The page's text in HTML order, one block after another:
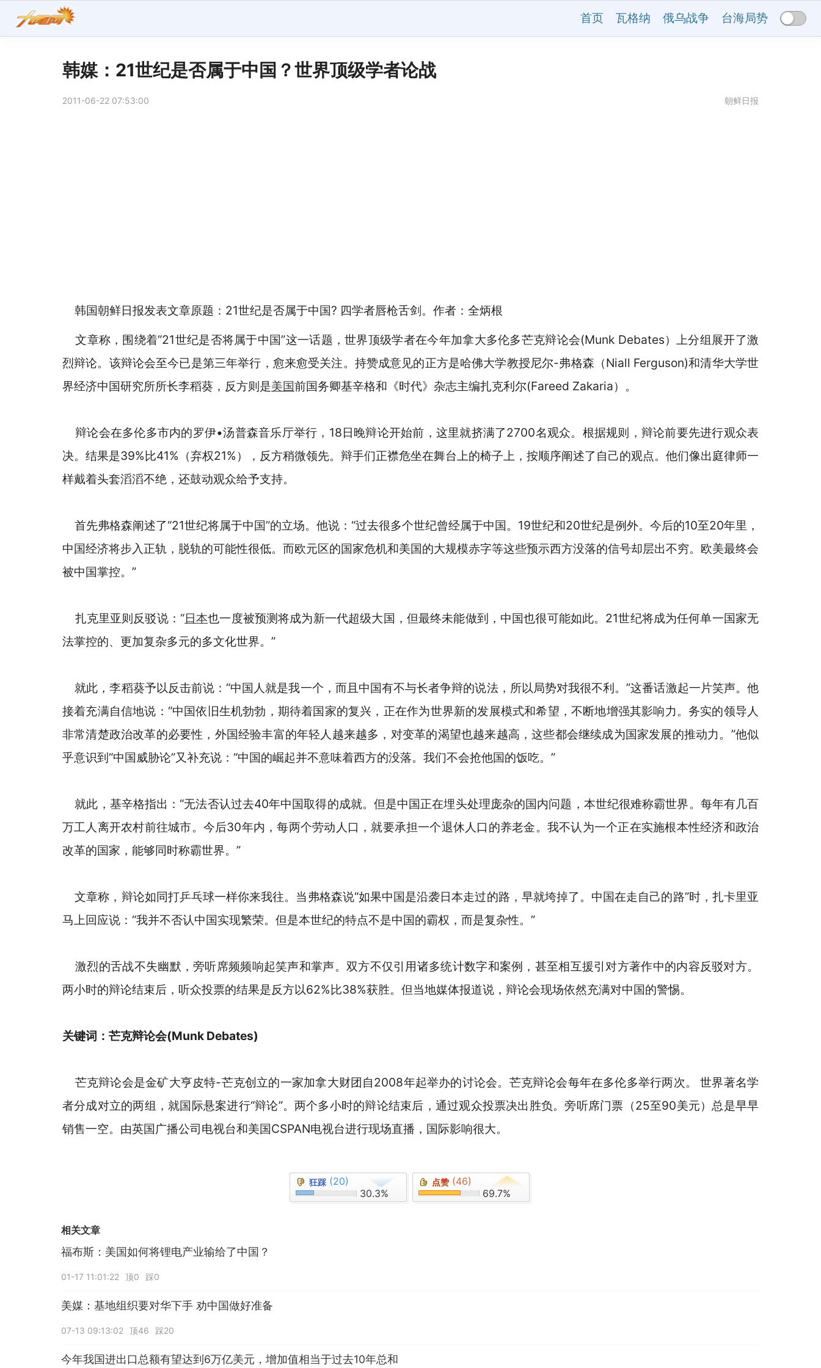
首页 瓦格纳 俄乌战争 台海局势
韩媒：21世纪是否属于中国？世界顶级学者论战
2011-06-22 07:53:00 朝鲜日报
韩国朝鲜日报发表文章原题：21世纪是否属于中国? 四学者唇枪舌剑。作者：全炳根
文章称，围绕着“21世纪是否将属于中国”这一话题，世界顶级学者在今年加拿大多伦多芒克辩论会(Munk Debates）上分组展开了激
烈辩论。该辩论会至今已是第三年举行，愈来愈受关注。持赞成意见的正方是哈佛大学教授尼尔-弗格森（Niall Ferguson)和清华大学世
界经济中国研究所所长李稻葵，反方则是美国前国务卿基辛格和《时代》杂志主编扎克利尔(Fareed Zakaria）。
辩论会在多伦多市内的罗伊•汤普森音乐厅举行，18日晚辩论开始前，这里就挤满了2700名观众。根据规则，辩论前要先进行观众表
决。结果是39%比41%（弃权21%），反方稍微领先。辩手们正襟危坐在舞台上的椅子上，按顺序阐述了自己的观点。他们像出庭律师一
样戴着头套滔滔不绝，还鼓动观众给予支持。
首先弗格森阐述了“21世纪将属于中国”的立场。他说：“过去很多个世纪曾经属于中国。19世纪和20世纪是例外。今后的10至20年里，
中国经济将步入正轨，脱轨的可能性很低。而欧元区的国家危机和美国的大规模赤字等这些预示西方没落的信号却层出不穷。欧美最终会
被中国掌控。”
扎克里亚则反驳说：“日本也一度被预测将成为新一代超级大国，但最终未能做到，中国也很可能如此。21世纪将成为任何单一国家无
法掌控的、更加复杂多元的多文化世界。”
就此，李稻葵予以反击前说：“中国人就是我一个，而且中国有不与长者争辩的说法，所以局势对我很不利。”这番话激起一片笑声。他
接着充满自信地说：“中国依旧生机勃勃，期待着国家的复兴，正在作为世界新的发展模式和希望，不断地增强其影响力。务实的领导人
非常清楚政治改革的必要性，外国经验丰富的年轻人越来越多，对变革的渴望也越来越高，这些都会继续成为国家发展的推动力。”他似
乎意识到“中国威胁论”又补充说：“中国的崛起并不意味着西方的没落。我们不会抢他国的饭吃。”
就此，基辛格指出：“无法否认过去40年中国取得的成就。但是中国正在埋头处理庞杂的国内问题，本世纪很难称霸世界。每年有几百
万工人离开农村前往城市。今后30年内，每两个劳动人口，就要承担一个退休人口的养老金。我不认为一个正在实施根本性经济和政治
改革的国家，能够同时称霸世界。”
文章称，辩论如同打乒乓球一样你来我往。当弗格森说“如果中国是沿袭日本走过的路，早就垮掉了。中国在走自己的路”时，扎卡里亚
马上回应说：“我并不否认中国实现繁荣。但是本世纪的特点不是中国的霸权，而是复杂性。”
激烈的舌战不失幽默，旁听席频频响起笑声和掌声。双方不仅引用诸多统计数字和案例，甚至相互援引对方著作中的内容反驳对方。
两小时的辩论结束后，听众投票的结果是反方以62%比38%获胜。但当地媒体报道说，辩论会现场依然充满对中国的警惕。
关键词：芒克辩论会(Munk Debates)
芒克辩论会是金矿大亨皮特-芒克创立的一家加拿大财团自2008年起举办的讨论会。芒克辩论会每年在多伦多举行两次。 世界著名学
者分成对立的两组，就国际悬案进行“辩论”。两个多小时的辩论结束后，通过观众投票决出胜负。旁听席门票（25至90美元）总是早早
销售一空。由英国广播公司电视台和美国CSPAN电视台进行现场直播，国际影响很大。
狂踩 (20)
30.3%
点赞 (46)
69.7%
相关文章
福布斯：美国如何将锂电产业输给了中国？
01-17 11:01:22 顶0 踩0
美媒：基地组织要对华下手 劝中国做好准备
07-13 09:13:02 顶46 踩20
今年我国进出口总额有望达到6万亿美元，增加值相当于过去10年总和